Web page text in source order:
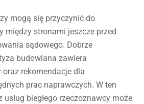
mogą się przyczynić do
między stronami jeszcze przed
sądowego. Dobrze
budowlana zawiera
oraz rekomendacje dla
prac naprawczych. W ten
biegłego rzeczoznawcy może